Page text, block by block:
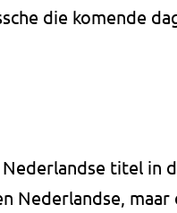
die komende
titel in
Nederlandse,